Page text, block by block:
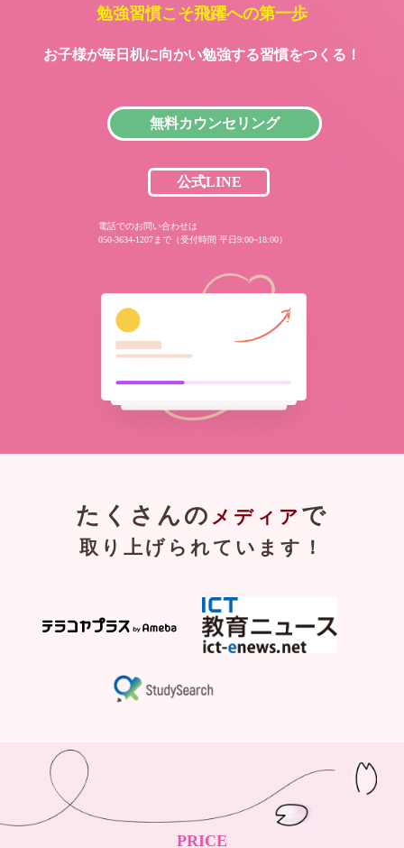
勉強習慣こそ飛躍への第一歩
お子様が毎日机に向かい勉強する習慣をつくる！
無料カウンセリング
公式LINE
電話でのお問い合わせは
050-3634-1207まで（受付時間 平日9:00~18:00）
たくさんの メディア で
取り上げられています！
PRICE